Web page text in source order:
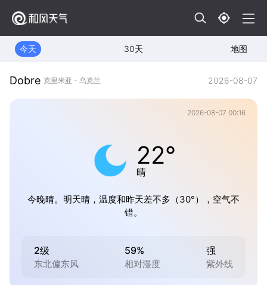
今天 30天 地图
Dobre 克里米亚 - 乌克兰 2026-08-07
2026-08-07 00:16
22°
晴
今晚晴。明天晴，温度和昨天差不多（30°），空气不
错。
2级
东北偏东风
59%
相对湿度
强
紫外线